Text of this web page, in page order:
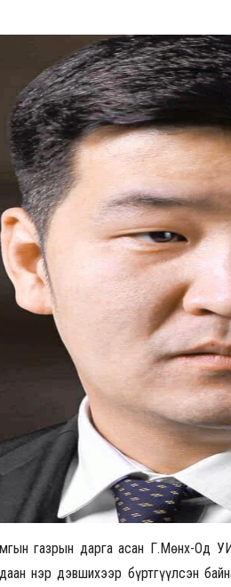
газрын дарга асан Г.Мөнх-Од
нэр дэвшихээр бүртгүүлсэн